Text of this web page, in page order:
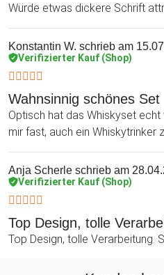
Würde etwas dickere Schrift
Konstantin W. schrieb am
Verifizierter Kauf (Shop)
Wahnsinnig schönes Set
Optisch hat das Whiskyset
mir fast, auch ein Whiskytrinker
Anja Scherle schrieb am
Verifizierter Kauf (Shop)
Top Design, tolle
Top Design, tolle Verarbeitung.